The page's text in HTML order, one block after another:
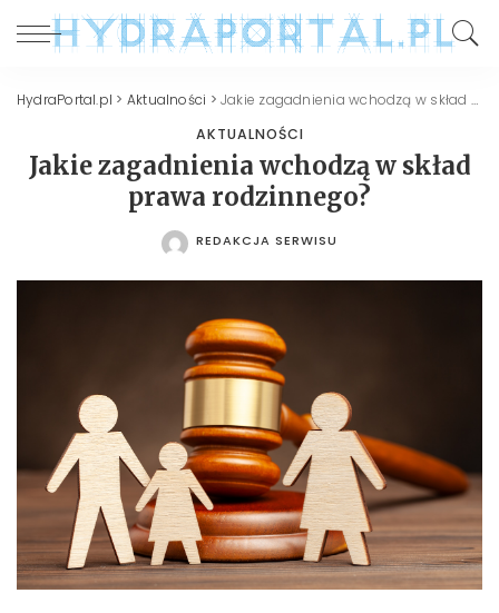
HydraPortal.pl > Aktualności >Jakie zagadnienia wchodzą w skład prawa rodzinnego?
AKTUALNOŚCI
Jakie zagadnienia wchodzą w skład
prawa rodzinnego?
POSTED
REDAKCJA SERWISU